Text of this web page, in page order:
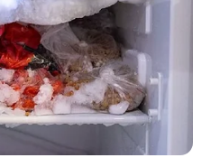
Selatan, 18 September 2001